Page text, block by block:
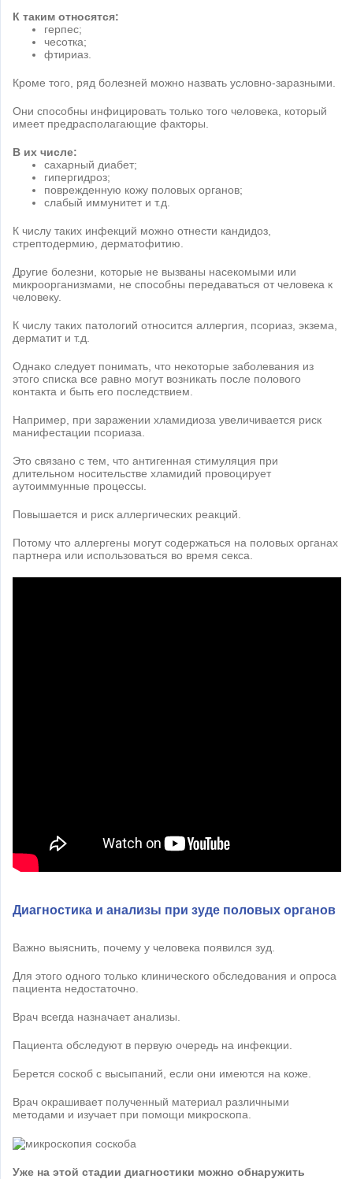
К таким относятся:
герпес;
чесотка;
фтириаз.
Кроме того, ряд болезней можно назвать условно-заразными.
Они способны инфицировать только того человека, который
имеет предрасполагающие факторы.
В их числе:
сахарный диабет;
гипергидроз;
поврежденную кожу половых органов;
слабый иммунитет и т.д.
К числу таких инфекций можно отнести кандидоз,
стрептодермию, дерматофитию.
Другие болезни, которые не вызваны насекомыми или
микроорганизмами, не способны передаваться от человека к
человеку.
К числу таких патологий относится аллергия, псориаз, экзема,
дерматит и т.д.
Однако следует понимать, что некоторые заболевания из
этого списка все равно могут возникать после полового
контакта и быть его последствием.
Например, при заражении хламидиоза увеличивается риск
манифестации псориаза.
Это связано с тем, что антигенная стимуляция при
длительном носительстве хламидий провоцирует
аутоиммунные процессы.
Повышается и риск аллергических реакций.
Потому что аллергены могут содержаться на половых органах
партнера или использоваться во время секса.
Диагностика и анализы при зуде половых органов
Важно выяснить, почему у человека появился зуд.
Для этого одного только клинического обследования и опроса
пациента недостаточно.
Врач всегда назначает анализы.
Пациента обследуют в первую очередь на инфекции.
Берется соскоб с высыпаний, если они имеются на коже.
Врач окрашивает полученный материал различными
методами и изучает при помощи микроскопа.
Уже на этой стадии диагностики можно обнаружить